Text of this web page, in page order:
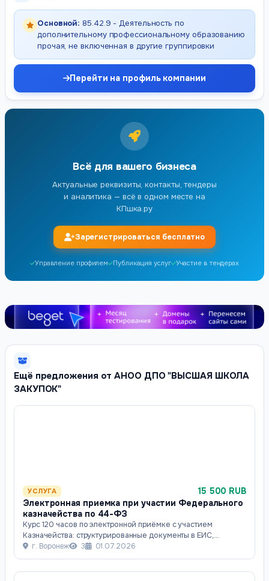
Основной: 85.42.9 - Деятельность по
дополнительному профессиональному образованию
прочая, не включенная в другие группировки
Перейти на профиль компании
Всё для вашего бизнеса
Актуальные реквизиты, контакты, тендеры
и аналитика — всё в одном месте на
КПшка.ру
Зарегистрироваться бесплатно
Управление профилем Публикация услуг Участие в тендерах
Ещё предложения от АНОО ДПО "ВЫСШАЯ ШКОЛА
ЗАКУПОК"
УСЛУГА
15 500 RUB
Электронная приемка при участии Федерального
казначейства по 44-ФЗ
Курс 120 часов по электронной приёмке с участием
Казначейства: структурированные документы в ЕИС,
казначейское сопровождение, санкционирован
г. Воронеж 3 01.07.2026